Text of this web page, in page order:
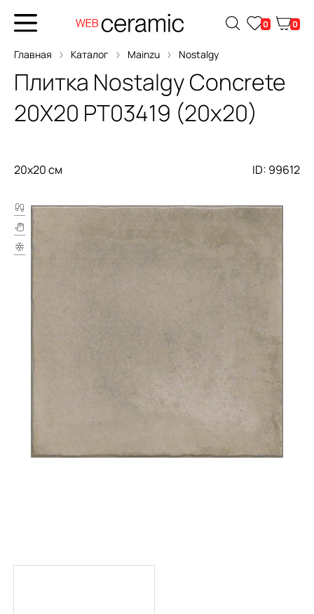
0 0
Главная Каталог Mainzu Nostalgy
Плитка Nostalgy Concrete
20X20 PT03419 (20x20)
20x20 см ID: 99612